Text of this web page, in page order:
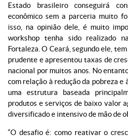
Estado brasileiro conseguirá
econômico sem a parceria muito
isso, na opinião dele, é muito
workshop tenha sido realizado
Fortaleza. O Ceará, segundo ele,
prudente e apresentou taxas de
nacional por muitos anos. No
com relação à redução da pobreza e
uma estrutura baseada
produtos e serviços de baixo valor
diversificado e intensivo de mão de
“O desafio é: como reativar o